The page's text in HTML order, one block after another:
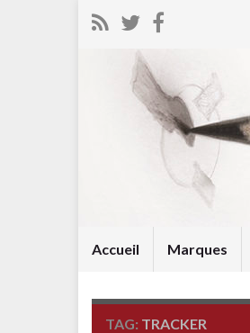
Accueil Marques
TAG: TRACKER